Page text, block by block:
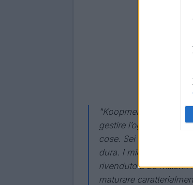
"Koopmeiners e
gestire l’oggi
cose. Sei costretto ad
dura. I miei colpi più
rivenduto a 20 milioni.
maturare